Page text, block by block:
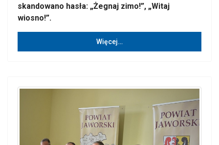
skandowano hasła: „Żegnaj zimo!”, „Witaj
wiosno!”.
Więcej…